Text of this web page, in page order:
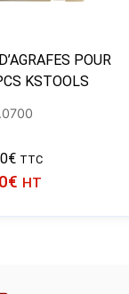
POUR
KSTOOLS
€ TTC
€ HT